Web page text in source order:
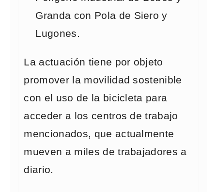
Granda con Pola de Siero y
Lugones.
La actuación tiene por objeto
promover la movilidad sostenible
con el uso de la bicicleta para
acceder a los centros de trabajo
mencionados, que actualmente
mueven a miles de trabajadores a
diario.